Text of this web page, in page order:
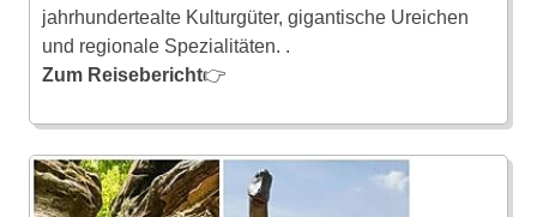
jahrhundertealte Kulturgüter, gigantische Ureichen
und regionale Spezialitäten. .
Zum Reisebericht👉